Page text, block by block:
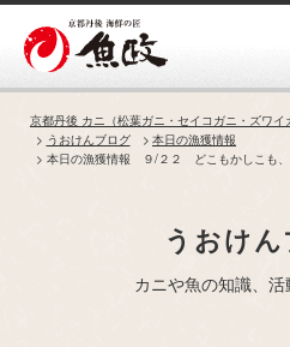
Skip
content
京都丹後 カニ（松葉ガニ・セイコガニ・ズワ
うおけんブログ
本日の漁獲情報
本日の漁獲情報 ９/２２ どこもかしこも、
うおけ
カニや魚の知識、